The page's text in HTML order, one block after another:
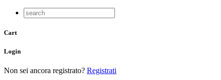
Cart
Login
Non sei ancora registrato? Registrati